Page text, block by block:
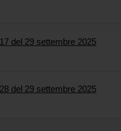
del 29 settembre 2025
del 29 settembre 2025